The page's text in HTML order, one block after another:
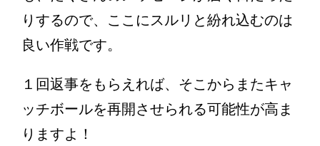
りするので、ここにスルリと紛れ込むのは
良い作戦です。
１回返事をもらえれば、そこからまたキャ
ッチボールを再開させられる可能性が高ま
りますよ！